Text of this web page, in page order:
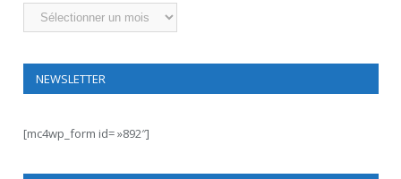
Archives
NEWSLETTER
[mc4wp_form id= »892″]